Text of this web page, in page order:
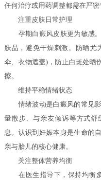
任何治疗或用药调整都需在严密
注重皮肤日常护理
孕期白癜风皮肤更为敏感。
肤品，避免干燥刺激。防晒尤
伞、衣物遮盖)， 防止白斑处晒
擦。
维持平稳情绪状态
情绪波动是白癜风的常见影
量散步、与亲友倾诉等方式
息。认识到妊娠本身是生命的
亲与胎儿的核心健康。
关注整体营养均衡
在医生指导下，保持均衡多